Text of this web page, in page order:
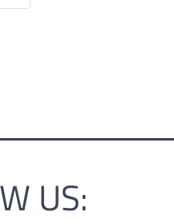
US: